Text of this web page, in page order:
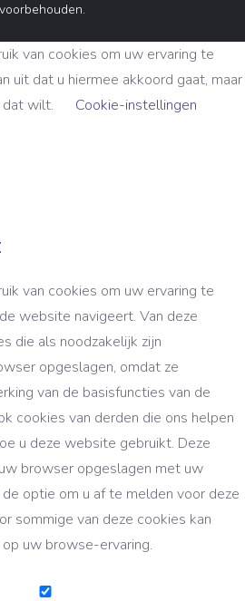
voorbehouden.
van cookies om uw ervaring te
uit dat u hiermee akkoord gaat, maar
dat wilt.
Cookie-instellingen
van cookies om uw ervaring te
website navigeert. Van deze
die als noodzakelijk zijn
opgeslagen, omdat ze
van de basisfuncties van de
cookies van derden die ons helpen
u deze website gebruikt. Deze
browser opgeslagen met uw
optie om u af te melden voor deze
sommige van deze cookies kan
uw browse-ervaring.